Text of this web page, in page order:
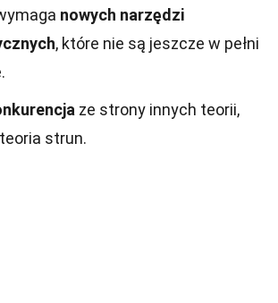
nowych narzędzi
, które nie są jeszcze w pełni
ze strony innych teorii,
strun.